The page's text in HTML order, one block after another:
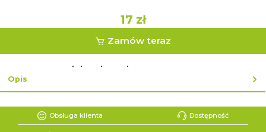
17 zł
Zamów teraz
lub zakup ekspresowy z ↓
Opis
Obsługa klienta Dostępność